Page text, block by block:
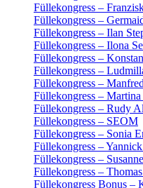
Füllekongress –
Füllekongress –
Füllekongress – Ilan
Füllekongress – Ilona
Füllekongress –
Füllekongress –
Füllekongress –
Füllekongress –
Füllekongress – Rudy
Füllekongress – SEOM
Füllekongress – Sonia
Füllekongress –
Füllekongress –
Füllekongress –
Füllekongress Bonus –